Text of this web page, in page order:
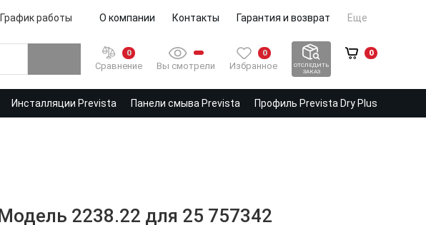
График работы О компании Контакты Гарантия и возврат Еще
0
Сравнение Вы смотрели
0
Избранное
ОТСЛЕДИТЬ
ЗАКАЗ
0
Инсталляции Prevista Панели смыва Prevista Профиль Prevista Dry Plus
2238.22 для 25 757342